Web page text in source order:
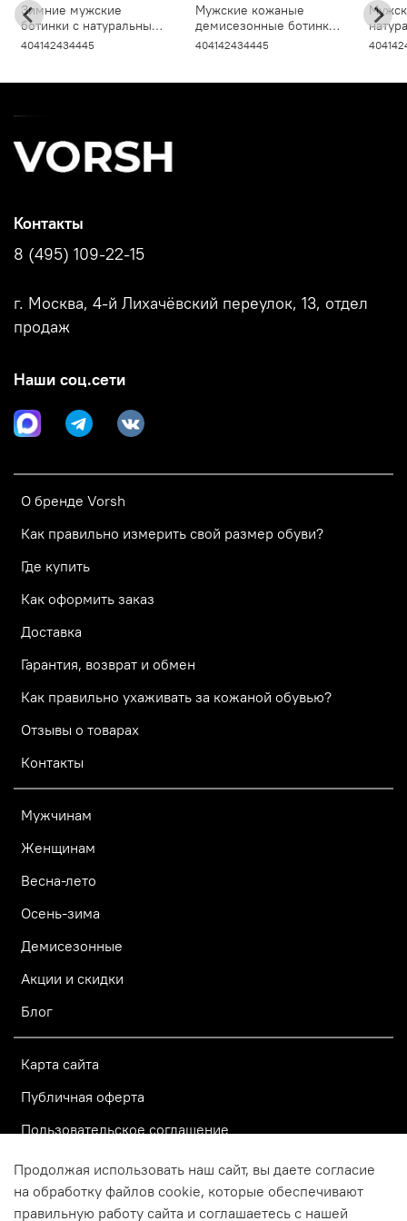
удовольствием.
Зимние мужские
ботинки с натуральным
мехом, Атлант V9030M,
404142434445
Мужские кожаные
демисезонные ботинки
на байке, Айдахо
404142434445 404142
О бренде Vorsh
Как правильно измерить свой размер обуви?
Где купить
Как оформить заказ
Доставка
Гарантия, возврат и обмен
Как правильно ухаживать за кожаной обувью?
Отзывы о товарах
Контакты
Мужчинам
Женщинам
Весна-лето
Осень-зима
Демисезонные
Акции и скидки
Блог
Карта сайта
Публичная оферта
Пользовательское соглашение
Политика конфиденциальности
Контакты
8 (495) 109-22-15
г. Москва, 4-й Лихачёвский переулок, 13, отдел
продаж
Наши соц.сети
Продолжая использовать наш сайт, вы даете согласие
на обработку файлов cookie, которые обеспечивают
правильную работу сайта и соглашаетесь с нашей